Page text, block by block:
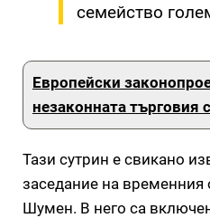
семейство
Европейски
незаконната
Тази сутрин е свикано
заседание на временния
Шумен. В него са